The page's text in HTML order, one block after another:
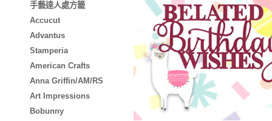
手藝達人處方籤
Accucut
Advantus
Stamperia
American Crafts
Anna Griffin/AM/RS
Art Impressions
Bobunny